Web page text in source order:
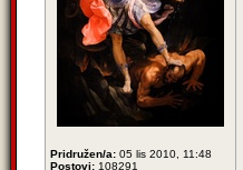
Pridružen/a: 05 lis 2010, 11:48
Postovi: 108291